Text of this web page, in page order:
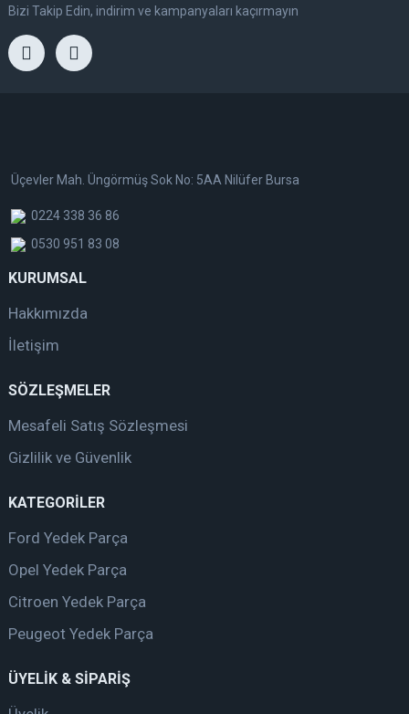
Bizi Takip Edin, indirim ve kampanyaları kaçırmayın
Üçevler Mah. Üngörmüş Sok No: 5AA Nilüfer Bursa
0224 338 36 86
0530 951 83 08
KURUMSAL
Hakkımızda
İletişim
SÖZLEŞMELER
Mesafeli Satış Sözleşmesi
Gizlilik ve Güvenlik
KATEGORİLER
Ford Yedek Parça
Opel Yedek Parça
Citroen Yedek Parça
Peugeot Yedek Parça
ÜYELİK & SİPARİŞ